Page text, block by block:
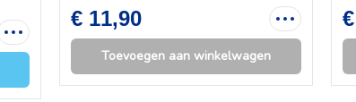
€ 11,90
Toevoegen aan winkelwagen